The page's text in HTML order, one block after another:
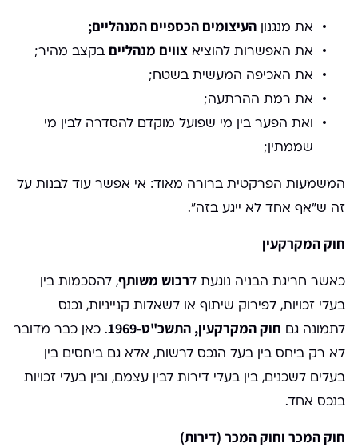
את מנגנון העיצומים הכספיים המנהליים;
את האפשרות להוציא צווים מנהליים בקצב מהיר;
את האכיפה המעשית בשטח;
את רמת ההרתעה;
ואת הפער בין מי שפועל מוקדם להסדרה לבין מי
שממתין;
המשמעות הפרקטית ברורה מאוד: אי אפשר עוד לבנות על
זה ש"אף אחד לא ייגע בזה".
חוק המקרקעין
כאשר חריגת הבניה נוגעת לרכוש משותף, להסכמות בין
בעלי זכויות, לפירוק שיתוף או לשאלות קנייניות, נכנס
לתמונה גם חוק המקרקעין, התשכ"ט-1969
. כאן כבר מדובר
לא רק ביחס בין בעל הנכס לרשות, אלא גם ביחסים בין
בעלים לשכנים, בין בעלי דירות לבין עצמם, ובין בעלי זכויות
בנכס אחד.
חוק המכר וחוק המכר (דירות)